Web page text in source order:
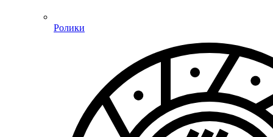
Ролики